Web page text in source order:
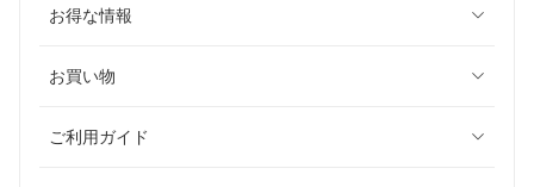
お得な情報
お買い物
ご利用ガイド